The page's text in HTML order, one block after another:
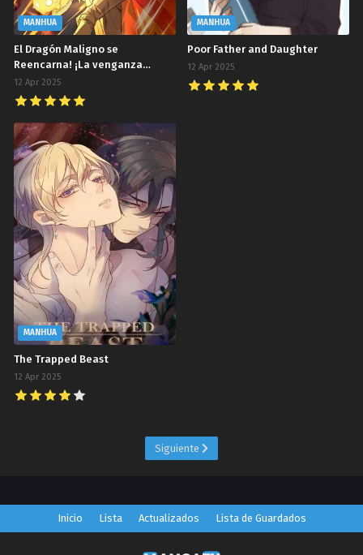
MANHUA
El Dragón Maligno se
Reencarna! ¡La venganza
comienza a los cinco años
12 Apr 2025
MANHUA
Poor Father and Daughter
12 Apr 2025
MANHUA
The Trapped Beast
12 Apr 2025
Siguiente
Inicio Lista Actualizados Lista de Guardados